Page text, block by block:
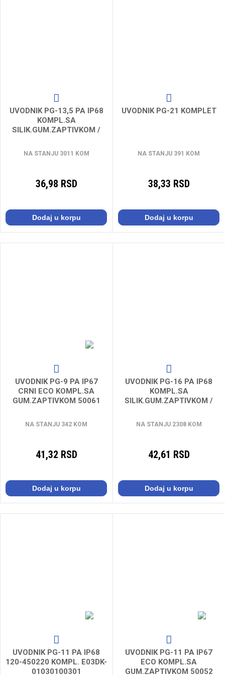
UVODNIK PG-13,5 PA IP68
KOMPL.SA
SILIK.GUM.ZAPTIVKOM /
NA STANJU 3011 KOM
36,98 RSD
Dodaj u korpu
UVODNIK PG-21 KOMPLET
NA STANJU 391 KOM
38,33 RSD
Dodaj u korpu
UVODNIK PG-9 PA IP67
CRNI ECO KOMPL.SA
GUM.ZAPTIVKOM 50061
NA STANJU 342 KOM
41,32 RSD
Dodaj u korpu
UVODNIK PG-16 PA IP68
KOMPL.SA
SILIK.GUM.ZAPTIVKOM /
NA STANJU 2308 KOM
42,61 RSD
Dodaj u korpu
UVODNIK PG-11 PA IP68
120-450220 KOMPL. E03DK-
01030100301
UVODNIK PG-11 PA IP67
ECO KOMPL.SA
GUM.ZAPTIVKOM 50052